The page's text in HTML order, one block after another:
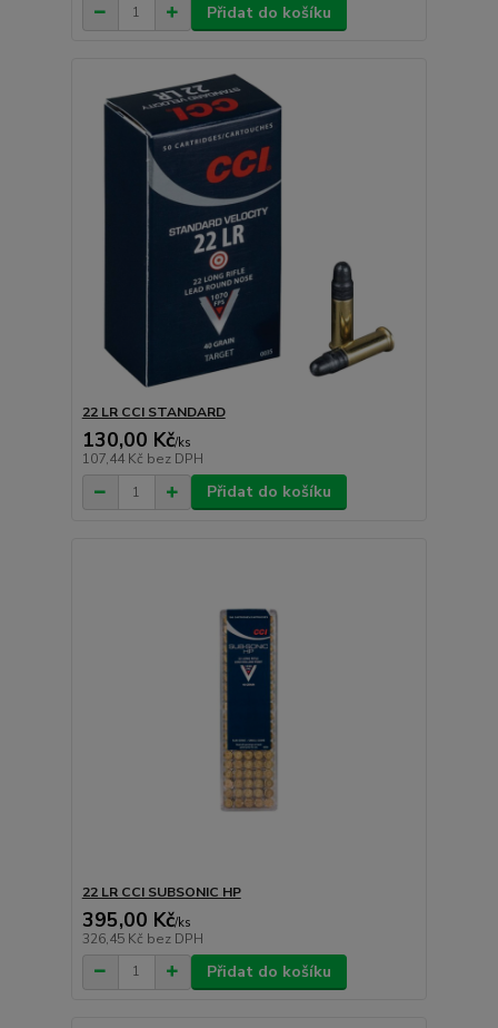
Přidat do košíku
22 LR CCI STANDARD
130,00 Kč/ks
107,44 Kč bez DPH
Přidat do košíku
22 LR CCI SUBSONIC HP
395,00 Kč/ks
326,45 Kč bez DPH
Přidat do košíku